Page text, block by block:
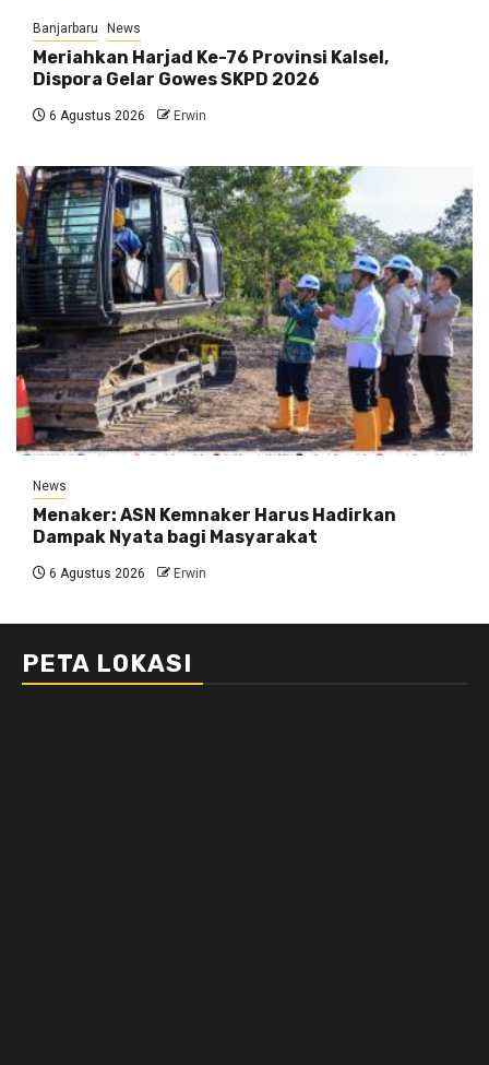
Banjarbaru News
Meriahkan Harjad Ke-76 Provinsi Kalsel,
Dispora Gelar Gowes SKPD 2026
6 Agustus 2026 Erwin
News
Menaker: ASN Kemnaker Harus Hadirkan
Dampak Nyata bagi Masyarakat
6 Agustus 2026 Erwin
PETA LOKASI